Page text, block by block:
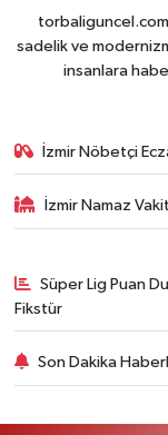
sadelik ve
insanlara
İzmir Nöbetçi
İzmir Namaz
Süper Lig Puan
Fikstür
Son Dakika